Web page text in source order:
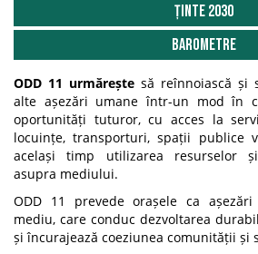
Ținte 2030
Barometre
ODD 11 urmărește să reînnoiască și
alte așezări umane într-un mod în
oportunități tuturor, cu acces la
locuințe, transporturi, spații publice
același timp utilizarea resurselor
asupra mediului.
ODD 11 prevede orașele ca
mediu, care conduc dezvoltarea
și încurajează coeziunea comunității și